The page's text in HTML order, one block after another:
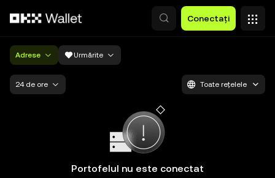
Conectați
Adrese Urmărite
24 de ore Toate rețelele
Portofelul nu este conectat